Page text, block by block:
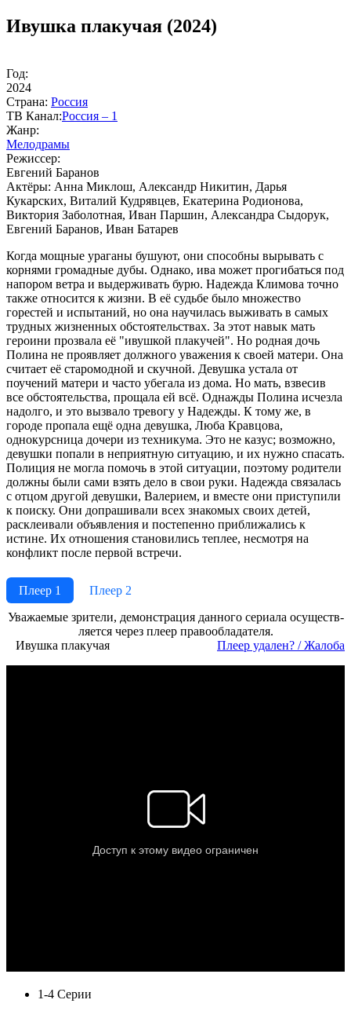
Ивушка плакучая (2024)
Год:
2024
Стра­на: Рос­сия
ТВ Ка­нал:Рос­сия – 1
Жанр:
Ме­ло­дра­мы
Ре­жис­сер:
Евгений Баранов
Ак­тё­ры: Анна Миклош, Александр Никитин, Дарья
Кукарских, Виталий Кудрявцев, Екатерина Родионова,
Виктория Заболотная, Иван Паршин, Александра Сыдорук,
Евгений Баранов, Иван Батарев
Когда мощные ураганы бушуют, они способны вырывать с
корнями громадные дубы. Однако, ива может прогибаться под
напором ветра и выдерживать бурю. Надежда Климова точно
также относится к жизни. В её судьбе было множество
горестей и испытаний, но она научилась выживать в самых
трудных жизненных обстоятельствах. За этот навык мать
героини прозвала её "ивушкой плакучей". Но родная дочь
Полина не проявляет должного уважения к своей матери. Она
считает её старомодной и скучной. Девушка устала от
поучений матери и часто убегала из дома. Но мать, взвесив
все обстоятельства, прощала ей всё. Однажды Полина исчезла
надолго, и это вызвало тревогу у Надежды. К тому же, в
городе пропала ещё одна девушка, Люба Кравцова,
однокурсница дочери из техникума. Это не казус; возможно,
девушки попали в неприятную ситуацию, и их нужно спасать.
Полиция не могла помочь в этой ситуации, поэтому родители
должны были сами взять дело в свои руки. Надежда связалась
с отцом другой девушки, Валерием, и вместе они приступили
к поиску. Они допрашивали всех знакомых своих детей,
расклеивали объявления и постепенно приближались к
истине. Их отношения становились теплее, несмотря на
конфликт после первой встречи.
Плеер 1
Плеер 2
Ува­жае­мые зри­те­ли, де­мон­ст­ра­ция дан­но­го се­риа­ла осу­ще­ст­в­
ля­ет­ся че­рез пле­ер пра­во­об­ла­да­те­ля.
Ивушка плакучая
Пле­ер уда­лен? / Жа­ло­ба
1-4 Серии